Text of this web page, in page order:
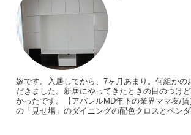
嫁です。入居してから、7ヶ月あまり。何組かの
だきました。新居にやってきたときの目のつけ
かったです。【アパレルMD年下の業界ママ友/
の「見せ場」のダイニングの配色クロスとペンダ